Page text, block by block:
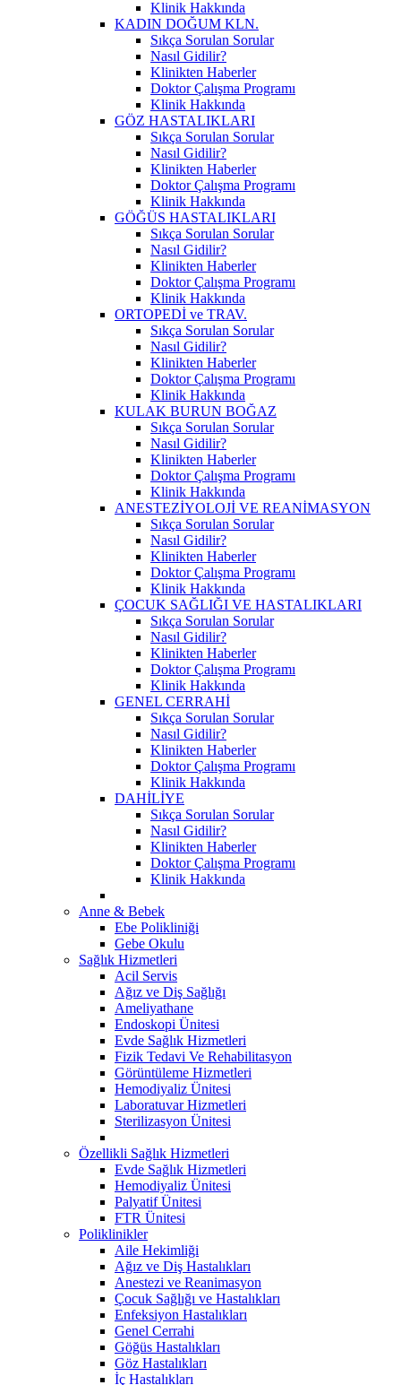
Klinik Hakkında
KADIN DOĞUM KLN.
Sıkça Sorulan Sorular
Nasıl Gidilir?
Klinikten Haberler
Doktor Çalışma Programı
Klinik Hakkında
GÖZ HASTALIKLARI
Sıkça Sorulan Sorular
Nasıl Gidilir?
Klinikten Haberler
Doktor Çalışma Programı
Klinik Hakkında
GÖĞÜS HASTALIKLARI
Sıkça Sorulan Sorular
Nasıl Gidilir?
Klinikten Haberler
Doktor Çalışma Programı
Klinik Hakkında
ORTOPEDİ ve TRAV.
Sıkça Sorulan Sorular
Nasıl Gidilir?
Klinikten Haberler
Doktor Çalışma Programı
Klinik Hakkında
KULAK BURUN BOĞAZ
Sıkça Sorulan Sorular
Nasıl Gidilir?
Klinikten Haberler
Doktor Çalışma Programı
Klinik Hakkında
ANESTEZİYOLOJİ VE REANİMASYON
Sıkça Sorulan Sorular
Nasıl Gidilir?
Klinikten Haberler
Doktor Çalışma Programı
Klinik Hakkında
ÇOCUK SAĞLIĞI VE HASTALIKLARI
Sıkça Sorulan Sorular
Nasıl Gidilir?
Klinikten Haberler
Doktor Çalışma Programı
Klinik Hakkında
GENEL CERRAHİ
Sıkça Sorulan Sorular
Nasıl Gidilir?
Klinikten Haberler
Doktor Çalışma Programı
Klinik Hakkında
DAHİLİYE
Sıkça Sorulan Sorular
Nasıl Gidilir?
Klinikten Haberler
Doktor Çalışma Programı
Klinik Hakkında
Anne & Bebek
Ebe Polikliniği
Gebe Okulu
Sağlık Hizmetleri
Acil Servis
Ağız ve Diş Sağlığı
Ameliyathane
Endoskopi Ünitesi
Evde Sağlık Hizmetleri
Fizik Tedavi Ve Rehabilitasyon
Görüntüleme Hizmetleri
Hemodiyaliz Ünitesi
Laboratuvar Hizmetleri
Sterilizasyon Ünitesi
Özellikli Sağlık Hizmetleri
Evde Sağlık Hizmetleri
Hemodiyaliz Ünitesi
Palyatif Ünitesi
FTR Ünitesi
Poliklinikler
Aile Hekimliği
Ağız ve Diş Hastalıkları
Anestezi ve Reanimasyon
Çocuk Sağlığı ve Hastalıkları
Enfeksiyon Hastalıkları
Genel Cerrahi
Göğüs Hastalıkları
Göz Hastalıkları
İç Hastalıkları